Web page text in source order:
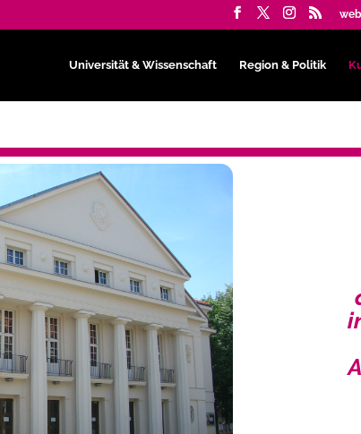
Universität & Wissenschaft Region & Politik